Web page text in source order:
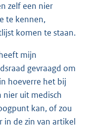
zelf een nier
te kennen,
komen te staan.
mijn
gevraagd om
hoeverre het bij
nier uit medisch
kan, of zou
in de zin van artikel